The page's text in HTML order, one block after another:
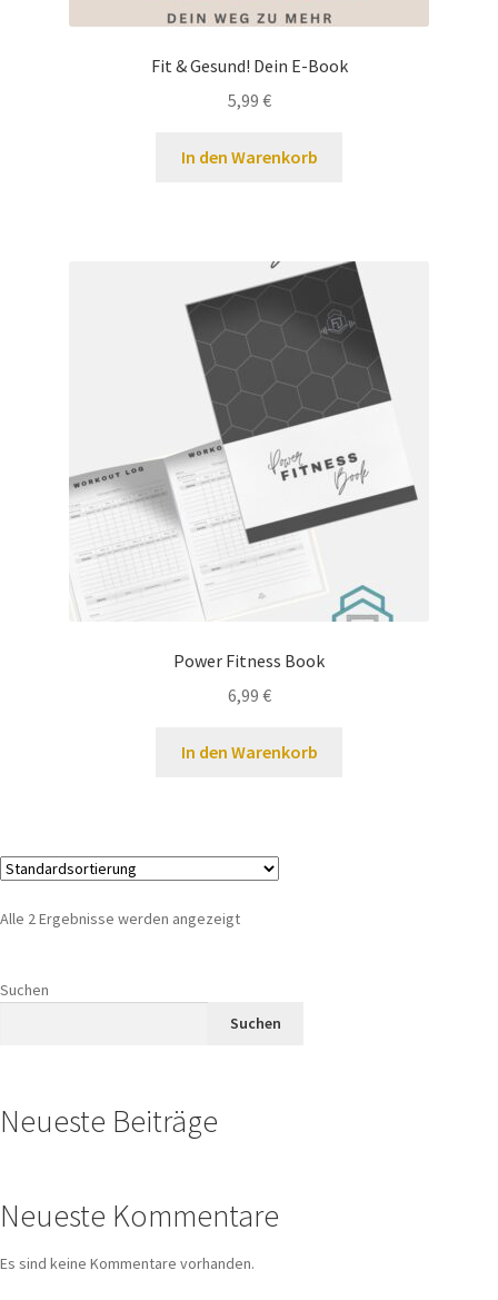
Fit & Gesund! Dein E-Book
5,99 €
In den Warenkorb
Power Fitness Book
6,99 €
In den Warenkorb
Alle 2 Ergebnisse werden angezeigt
Suchen
Suchen
Neueste Beiträge
Neueste Kommentare
Es sind keine Kommentare vorhanden.